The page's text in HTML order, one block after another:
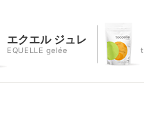
エクエル ジュレ
EQUELLE gelée